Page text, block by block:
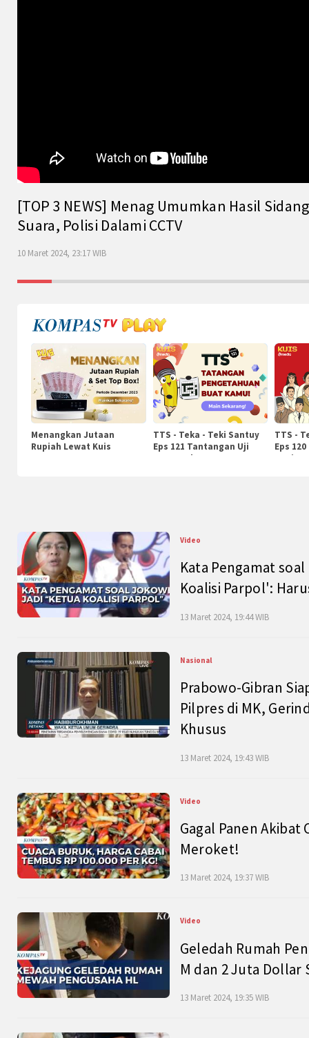
[TOP 3 NEWS] Menag Umumkan Hasil
Suara, Polisi Dalami CCTV
10 Maret 2024, 23:17 WIB
Menangkan Jutaan
Rupiah Lewat Kuis
TTS - Teka - Teki Santuy
Eps 121 Tantangan Uji
Pengetahuan
TTS -
Eps
Video
Kata Pengamat
Koalisi Parpol':
13 Maret 2024, 19:44 WIB
Nasional
Prabowo-Gibran
Pilpres di MK,
Khusus
13 Maret 2024, 19:43 WIB
Video
Gagal Panen Akibat
Meroket!
13 Maret 2024, 19:37 WIB
Video
Geledah Rumah
M dan 2 Juta Dollar
13 Maret 2024, 19:35 WIB